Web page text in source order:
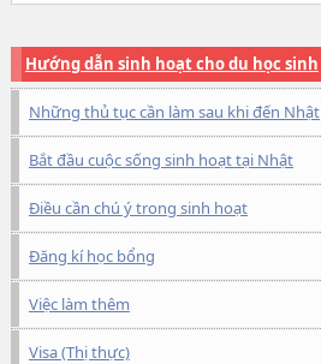
Hướng dẫn sinh hoạt cho du học sinh
Những thủ tục cần làm sau khi đến Nhật
Bắt đầu cuộc sống sinh hoạt tại Nhật
Điều cần chú ý trong sinh hoạt
Đăng kí học bổng
Việc làm thêm
Visa (Thị thực)